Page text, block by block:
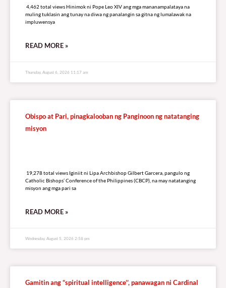
4,462 total views Hinimok ni Pope Leo XIV ang mga mananampalataya na
muling tuklasin ang tunay na diwa ng panalangin sa gitna ng lumalawak na
impluwensya
READ MORE »
Thursday, August 6, 2026 11:17 am
Obispo at Pari, pinagkalooban ng Panginoon ng natatanging
misyon
19,278 total views Iginiit ni Lipa Archbishop Gilbert Garcera, pangulo ng
Catholic Bishops’ Conference of the Philippines (CBCP), na may natatanging
misyon ang mga pari sa
READ MORE »
Wednesday, August 5, 2026 2:58 pm
Gamitin ang “spiritual intelligence’’, panawagan ni Cardinal